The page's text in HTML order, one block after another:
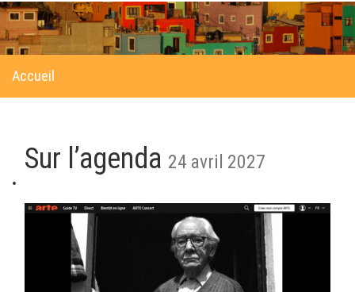
Accueil
Sur l’agenda 24 avril 2027